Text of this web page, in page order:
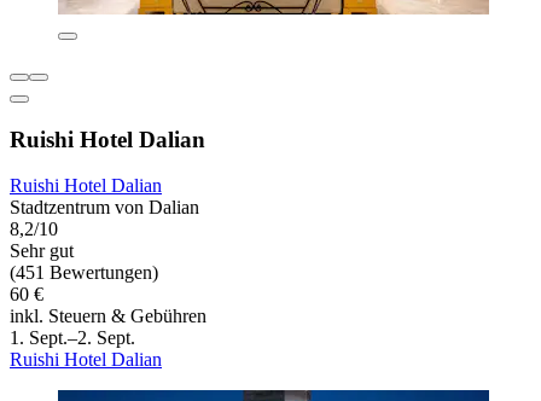
Ruishi Hotel Dalian
Ruishi Hotel Dalian
Stadtzentrum von Dalian
8,2/10
Sehr gut
(451 Bewertungen)
60 €
inkl. Steuern & Gebühren
1. Sept.–2. Sept.
Ruishi Hotel Dalian